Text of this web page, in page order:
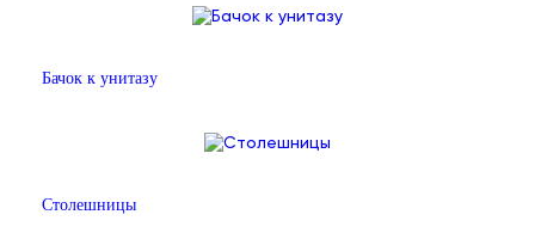
Бачок к унитазу
Столешницы